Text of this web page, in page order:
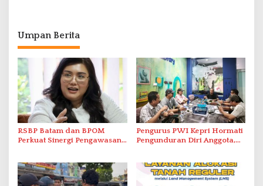
Umpan Berita
RSBP Batam dan BPOM
Perkuat Sinergi Pengawasan
Pengurus PWI Kepri Hormati
Pengunduran Diri Anggota,